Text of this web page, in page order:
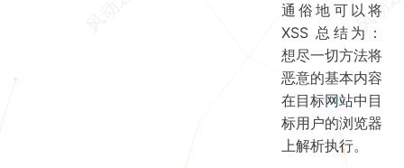
通俗地可以将
XSS 总结为：
想尽一切方法将
恶意的基本内容
在目标网站中目
标用户的浏览器
上解析执行。